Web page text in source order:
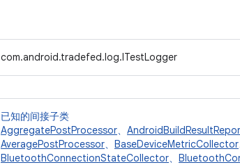
com.android.tradefed.log.ITestLogger
已知的间接子类
AggregatePostProcessor、
AveragePostProcessor、 BaseDeviceMetricCollector
BluetoothConnectionStateCollector、